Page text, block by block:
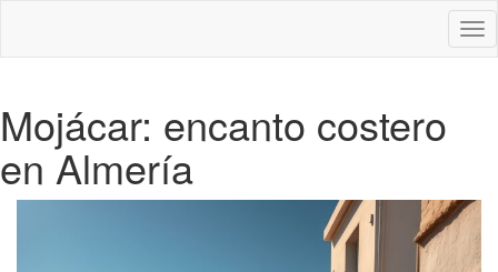
Mojácar: encanto costero
en Almería